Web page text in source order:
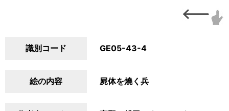
識別コード GE05-43-4
絵の内容 屍体を燒く兵